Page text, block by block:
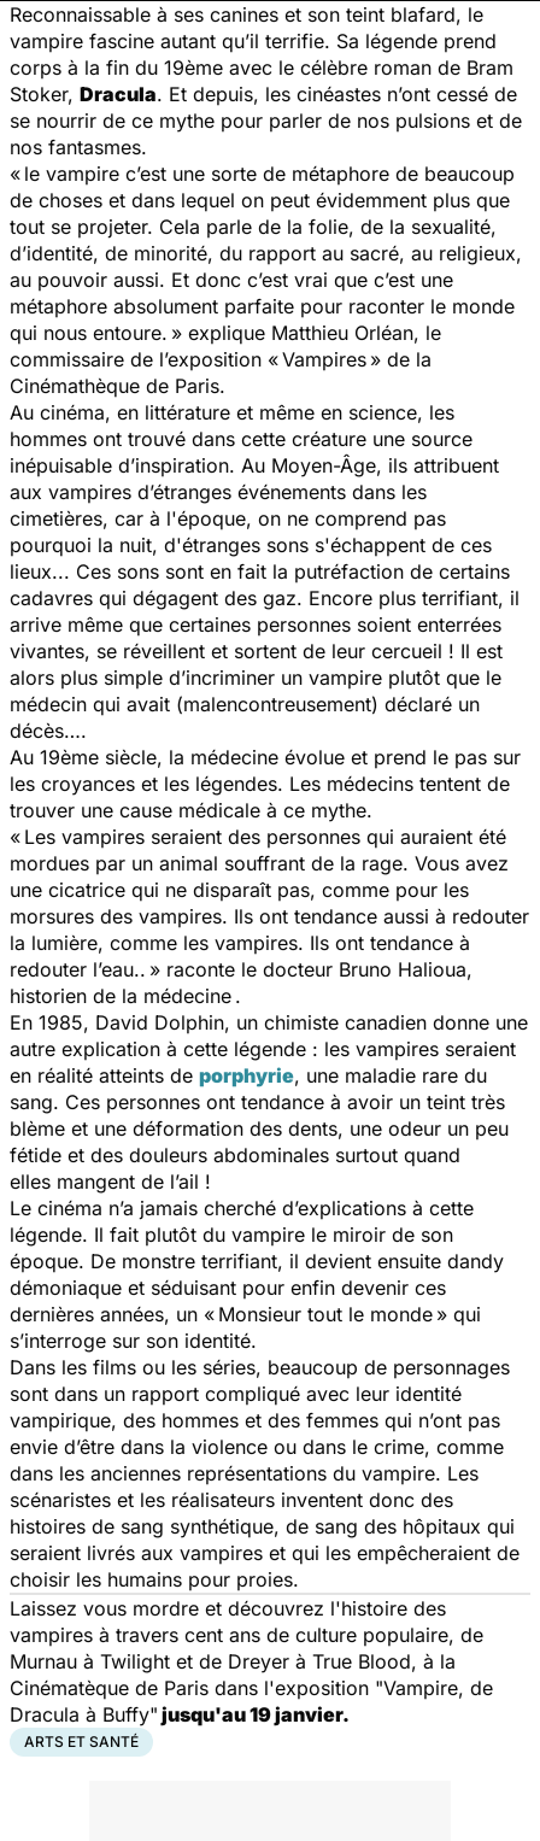
Reconnaissable à ses canines et son teint blafard, le
vampire fascine autant qu’il terrifie. Sa légende prend
corps à la fin du 19ème avec le célèbre roman de Bram
Stoker, Dracula. Et depuis, les cinéastes n’ont cessé de
se nourrir de ce mythe pour parler de nos pulsions et de
nos fantasmes.
« le vampire c’est une sorte de métaphore de beaucoup
de choses et dans lequel on peut évidemment plus que
tout se projeter. Cela parle de la folie, de la sexualité,
d’identité, de minorité, du rapport au sacré, au religieux,
au pouvoir aussi. Et donc c’est vrai que c’est une
métaphore absolument parfaite pour raconter le monde
qui nous entoure. » explique Matthieu Orléan, le
commissaire de l’exposition « Vampires » de la
Cinémathèque de Paris.
Au cinéma, en littérature et même en science, les
hommes ont trouvé dans cette créature une source
inépuisable d’inspiration. Au Moyen-Âge, ils attribuent
aux vampires d’étranges événements dans les
cimetières, car à l'époque, on ne comprend pas
pourquoi la nuit, d'étranges sons s'échappent de ces
lieux... Ces sons sont en fait la putréfaction de certains
cadavres qui dégagent des gaz. Encore plus terrifiant, il
arrive même que certaines personnes soient enterrées
vivantes, se réveillent et sortent de leur cercueil ! Il est
alors plus simple d’incriminer un vampire plutôt que le
médecin qui avait (malencontreusement) déclaré un
décès….
Au 19ème siècle, la médecine évolue et prend le pas sur
les croyances et les légendes. Les médecins tentent de
trouver une cause médicale à ce mythe.
« Les vampires seraient des personnes qui auraient été
mordues par un animal souffrant de la rage. Vous avez
une cicatrice qui ne disparaît pas, comme pour les
morsures des vampires. Ils ont tendance aussi à redouter
la lumière, comme les vampires. Ils ont tendance à
redouter l’eau.. » raconte le docteur Bruno Halioua,
historien de la médecine .
En 1985, David Dolphin, un chimiste canadien donne une
autre explication à cette légende : les vampires seraient
en réalité atteints de porphyrie, une maladie rare du
sang. Ces personnes ont tendance à avoir un teint très
blème et une déformation des dents, une odeur un peu
fétide et des douleurs abdominales surtout quand
elles mangent de l’ail !
Le cinéma n’a jamais cherché d’explications à cette
légende. Il fait plutôt du vampire le miroir de son
époque. De monstre terrifiant, il devient ensuite dandy
démoniaque et séduisant pour enfin devenir ces
dernières années, un « Monsieur tout le monde » qui
s’interroge sur son identité.
Dans les films ou les séries, beaucoup de personnages
sont dans un rapport compliqué avec leur identité
vampirique, des hommes et des femmes qui n’ont pas
envie d’être dans la violence ou dans le crime, comme
dans les anciennes représentations du vampire. Les
scénaristes et les réalisateurs inventent donc des
histoires de sang synthétique, de sang des hôpitaux qui
seraient livrés aux vampires et qui les empêcheraient de
choisir les humains pour proies.
Laissez vous mordre et découvrez l'histoire des
vampires à travers cent ans de culture populaire, de
Murnau à Twilight et de Dreyer à True Blood, à la
Cinématèque de Paris dans l'exposition "Vampire, de
Dracula à Buffy" jusqu'au 19 janvier.
ARTS ET SANTÉ